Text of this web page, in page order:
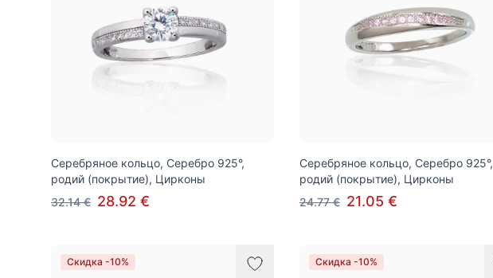
Серебряное кольцо, Серебро 925°,
родий (покрытие), Цирконы
32.14 € 28.92 €
Серебряное кольцо, Серебро 925°,
родий (покрытие), Цирконы
24.77 € 21.05 €
Скидка -10% Скидка -10%